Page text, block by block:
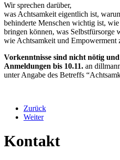
Wir sprechen darüber,
was Achtsamkeit eigentlich ist,
behinderte Menschen wichtig ist,
bringen können, was Selbstfürsorge
wie Achtsamkeit und Empowerment
Vorkenntnisse sind nicht nötig
Anmeldungen bis 10.11. an
unter Angabe des Betreffs
Zurück
Weiter
Kontakt